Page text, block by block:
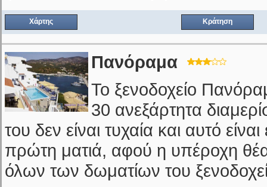
Χάρτης Κράτηση
Πανόραμα
Το ξενοδοχείο
30 ανεξάρτητα
του δεν είναι τυχαία και αυτό
πρώτη ματιά, αφού η υπέροχη θέα
όλων των δωματίων του